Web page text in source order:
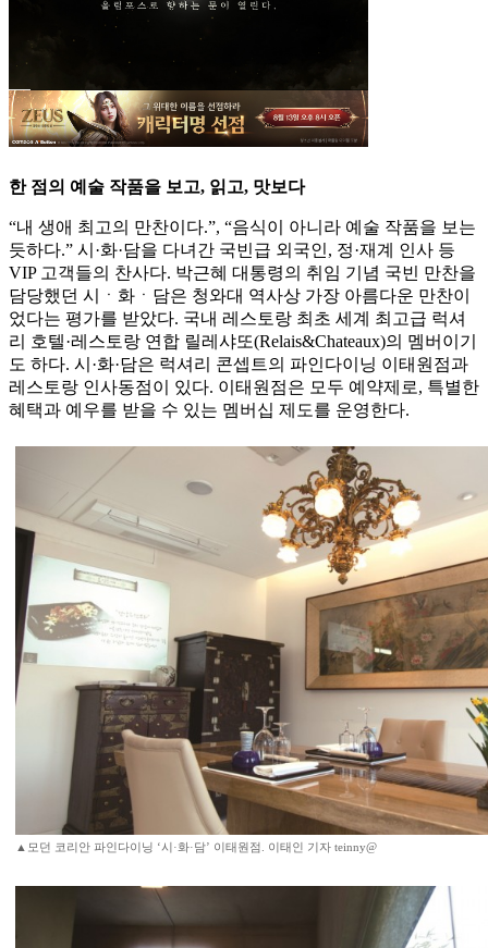
한 점의 예술 작품을 보고, 읽고, 맛보다
“내 생애 최고의 만찬이다.”, “음식이 아니라 예술 작품을 보는
듯하다.” 시·화·담을 다녀간 국빈급 외국인, 정·재계 인사 등
VIP 고객들의 찬사다. 박근혜 대통령의 취임 기념 국빈 만찬을
담당했던 시ㆍ화ㆍ담은 청와대 역사상 가장 아름다운 만찬이
었다는 평가를 받았다. 국내 레스토랑 최초 세계 최고급 럭셔
리 호텔·레스토랑 연합 릴레샤또(Relais&Chateaux)의 멤버이기
도 하다. 시·화·담은 럭셔리 콘셉트의 파인다이닝 이태원점과
레스토랑 인사동점이 있다. 이태원점은 모두 예약제로, 특별한
혜택과 예우를 받을 수 있는 멤버십 제도를 운영한다.
▲모던 코리안 파인다이닝 ‘시·화·담’ 이태원점. 이태인 기자 teinny@